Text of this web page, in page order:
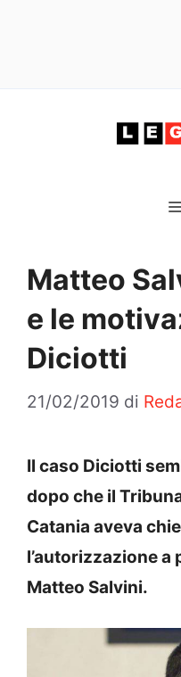
Matteo
e le
Diciotti
21/02/2019 di
Il caso Diciotti
dopo che il
Catania aveva
l’autorizzazione
Matteo Salvini.